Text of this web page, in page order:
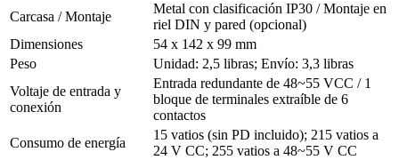
Carcasa / Montaje
Metal con clasificación IP30 / Montaje en
riel DIN y pared (opcional)
Dimensiones
54 x 142 x 99 mm
Peso
Unidad: 2,5 libras; Envío: 3,3 libras
Voltaje de entrada y
conexión
Entrada redundante de 48~55 VCC / 1
bloque de terminales extraíble de 6
contactos
Consumo de energía
15 vatios (sin PD incluido); 215 vatios a
24 V CC; 255 vatios a 48~55 V CC